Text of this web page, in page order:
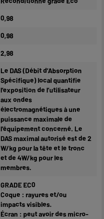
0,98
0,98
2,98
Le DAS (Débit d’Absorption
Spécifique) local quantifie
l’exposition de l’utilisateur
aux ondes
électromagnétiques à une
puissance maximale de
l’équipement concerné. Le
DAS maximal autorisé est de 2
W/kg pour la tête et le tronc
et de 4W/kg pour les
membres.
GRADE EC0
Coque : rayures et/ou
impacts visibles.
Écran : peut avoir des micro-